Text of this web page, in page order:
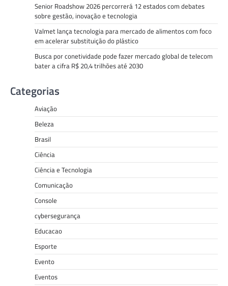
Senior Roadshow 2026 percorrerá 12 estados com debates
sobre gestão, inovação e tecnologia
Valmet lança tecnologia para mercado de alimentos com foco
em acelerar substituição do plástico
Busca por conetividade pode fazer mercado global de telecom
bater a cifra R$ 20,4 trilhões até 2030
Categorias
Aviação
Beleza
Brasil
Ciência
Ciência e Tecnologia
Comunicação
Console
cybersegurança
Educacao
Esporte
Evento
Eventos